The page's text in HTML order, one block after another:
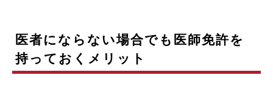
医者にならない場合でも医師免許を
持っておくメリット